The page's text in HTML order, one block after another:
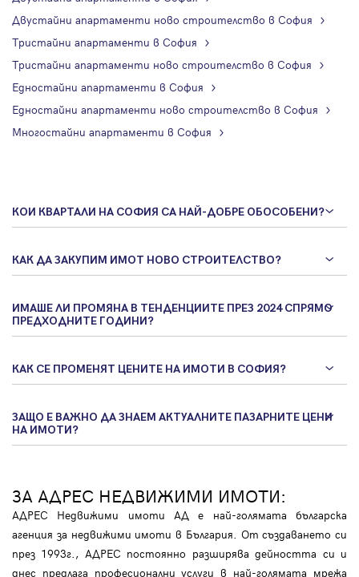
Двустайни апартаменти ново строителство в София
Тристайни апартаменти в София
Тристайни апартаменти ново строителство в София
Едностайни апартаменти в София
Едностайни апартаменти ново строителство в София
Многостайни апартаменти в София
КОИ КВАРТАЛИ НА СОФИЯ СА НАЙ-ДОБРЕ ОБОСОБЕНИ?
КАК ДА ЗАКУПИМ ИМОТ НОВО СТРОИТЕЛСТВО?
ИМАШЕ ЛИ ПРОМЯНА В ТЕНДЕНЦИИТЕ ПРЕЗ 2024 СПРЯМО
ПРЕДХОДНИТЕ ГОДИНИ?
КАК СЕ ПРОМЕНЯТ ЦЕНИТЕ НА ИМОТИ В СОФИЯ?
ЗАЩО Е ВАЖНО ДА ЗНАЕМ АКТУАЛНИТЕ ПАЗАРНИТЕ ЦЕНИ
НА ИМОТИ?
ЗА АДРЕС НЕДВИЖИМИ ИМОТИ:
АДРЕС Недвижими имоти АД е най-голямата българска
агенция за недвижими имоти в България. От създаването си
през 1993г., АДРЕС постоянно разширява дейността си и
днес предлага професионални услуги в най-голямата мрежа